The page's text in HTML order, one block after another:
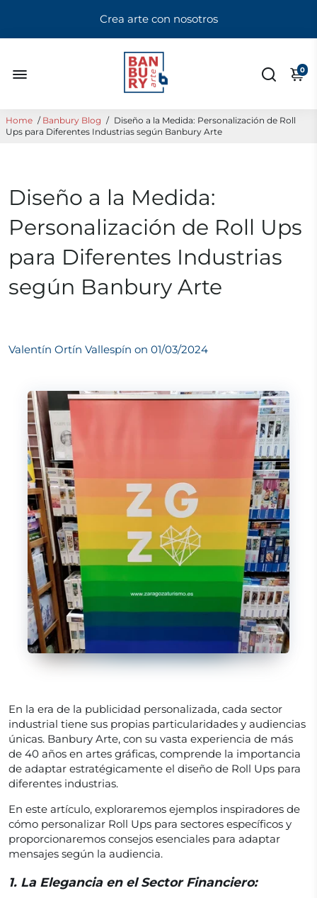
Crea arte con nosotros
0
Home / Banbury Blog / Diseño a la Medida: Personalización de Roll
Ups para Diferentes Industrias según Banbury Arte
Diseño a la Medida:
Personalización de Roll Ups
para Diferentes Industrias
según Banbury Arte
Valentín Ortín Vallespín on 01/03/2024
En la era de la publicidad personalizada, cada sector
industrial tiene sus propias particularidades y audiencias
únicas. Banbury Arte, con su vasta experiencia de más
de 40 años en artes gráficas, comprende la importancia
de adaptar estratégicamente el diseño de Roll Ups para
diferentes industrias.
En este artículo, exploraremos ejemplos inspiradores de
cómo personalizar Roll Ups para sectores específicos y
proporcionaremos consejos esenciales para adaptar
mensajes según la audiencia.
1. La Elegancia en el Sector Financiero: